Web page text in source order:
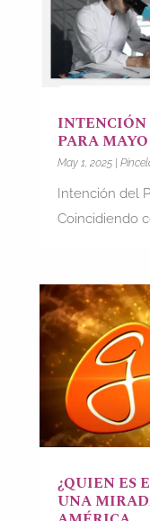
INTENCIÓN
PARA MAYO
May 1, 2025|
Intención del
Coincidiendo
¿QUIEN ES
UNA